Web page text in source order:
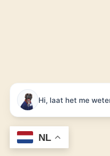
NL
Hi, laat het me